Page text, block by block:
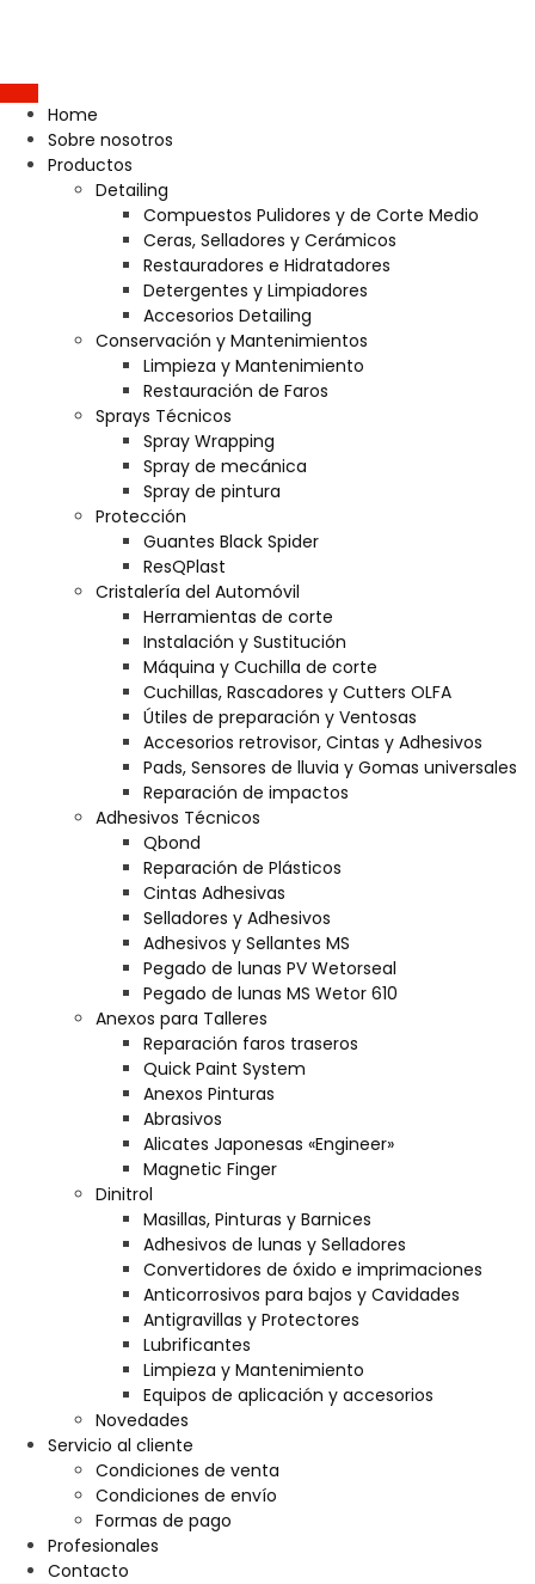
Home
Sobre nosotros
Productos
Detailing
Compuestos Pulidores y de Corte Medio
Ceras, Selladores y Cerámicos
Restauradores e Hidratadores
Detergentes y Limpiadores
Accesorios Detailing
Conservación y Mantenimientos
Limpieza y Mantenimiento
Restauración de Faros
Sprays Técnicos
Spray Wrapping
Spray de mecánica
Spray de pintura
Protección
Guantes Black Spider
ResQPlast
Cristalería del Automóvil
Herramientas de corte
Instalación y Sustitución
Máquina y Cuchilla de corte
Cuchillas, Rascadores y Cutters OLFA
Útiles de preparación y Ventosas
Accesorios retrovisor, Cintas y Adhesivos
Pads, Sensores de lluvia y Gomas universales
Reparación de impactos
Adhesivos Técnicos
Qbond
Reparación de Plásticos
Cintas Adhesivas
Selladores y Adhesivos
Adhesivos y Sellantes MS
Pegado de lunas PV Wetorseal
Pegado de lunas MS Wetor 610
Anexos para Talleres
Reparación faros traseros
Quick Paint System
Anexos Pinturas
Abrasivos
Alicates Japonesas «Engineer»
Magnetic Finger
Dinitrol
Masillas, Pinturas y Barnices
Adhesivos de lunas y Selladores
Convertidores de óxido e imprimaciones
Anticorrosivos para bajos y Cavidades
Antigravillas y Protectores
Lubrificantes
Limpieza y Mantenimiento
Equipos de aplicación y accesorios
Novedades
Servicio al cliente
Condiciones de venta
Condiciones de envío
Formas de pago
Profesionales
Contacto